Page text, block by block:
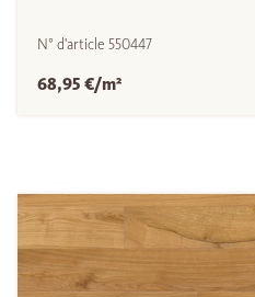
N° d'article 550447
68,95 €/m²